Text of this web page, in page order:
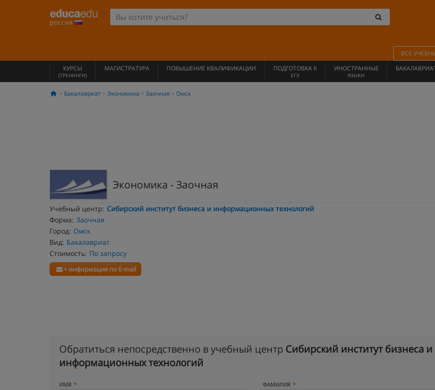
россия
ВСЕ
КУРСЫ
(ТРЕНИНГИ)
МАГИСТРАТУРА ПОВЫШЕНИЕ КВАЛИФИКАЦИИ ПОДГОТОВКА К
ЕГЭ
ИНОСТРАННЫЕ
ЯЗЫКИ
Бакалавриат Экономика Заочная Омск
Экономика - Заочная
Учебный центр: Сибирский институт бизнеса и информационных технологий
Форма: Заочная
Город: Омск
Вид: Бакалавриат
Стоимость: По запросу
+ информация по E-mail
Обратиться непосредственно в учебный центр Сибирский институт бизнеса и
информационных технологий
ИМЯ ФАМИЛИЯ